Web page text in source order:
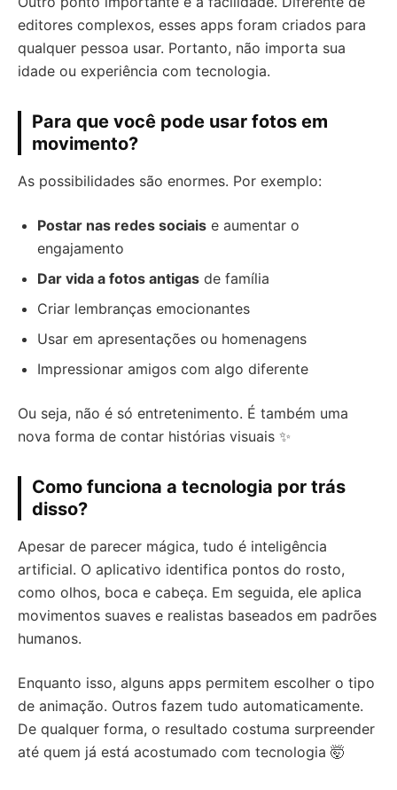
editores complexos, esses apps foram criados para
qualquer pessoa usar. Portanto, não importa sua
idade ou experiência com tecnologia.
Para que você pode usar fotos em
movimento?
As possibilidades são enormes. Por exemplo:
Postar nas redes sociais e aumentar o
engajamento
Dar vida a fotos antigas de família
Criar lembranças emocionantes
Usar em apresentações ou homenagens
Impressionar amigos com algo diferente
Ou seja, não é só entretenimento. É também uma
nova forma de contar histórias visuais ✨
Como funciona a tecnologia por trás
disso?
Apesar de parecer mágica, tudo é inteligência
artificial. O aplicativo identifica pontos do rosto,
como olhos, boca e cabeça. Em seguida, ele aplica
movimentos suaves e realistas baseados em padrões
humanos.
Enquanto isso, alguns apps permitem escolher o tipo
de animação. Outros fazem tudo automaticamente.
De qualquer forma, o resultado costuma surpreender
até quem já está acostumado com tecnologia 🤯